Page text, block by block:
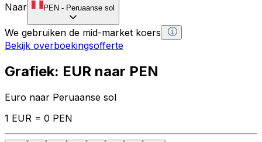
Naar
PEN - Peruaanse sol
We gebruiken de mid-market koers
Bekijk overboekingsofferte
Grafiek: EUR naar PEN
Euro naar Peruaanse sol
1 EUR = 0 PEN